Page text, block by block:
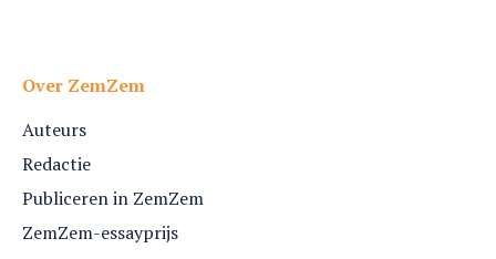
Over ZemZem
Auteurs
Redactie
Publiceren in ZemZem
ZemZem-essayprijs